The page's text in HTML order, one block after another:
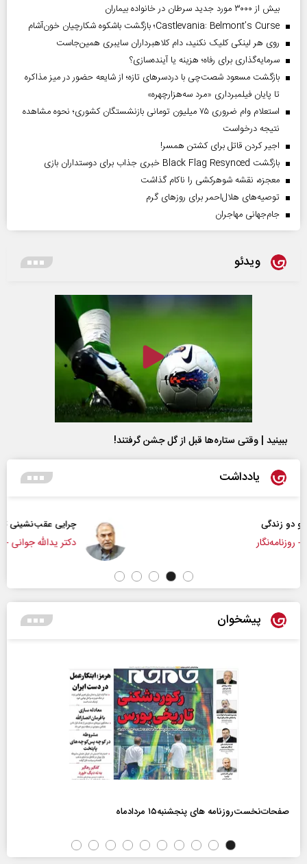
بیش از ۳۰۰۰ مورد جدید سرطان در خانواده بیماران
Castlevania: Belmont’s Curse؛ بازگشت باشکوه شکارچیان خون‌آشام
روی هر لینکی کلیک نکنید، دام کلاهبرداران سایبری همین‌جاست
سرمایه‌گذاری برای رفاه؛ هزینه یا آینده‌سازی؟
بازگشت مسعود شصت‌چی با دردسر‌های تازه؛ از شایعه حضور در میز مذاکره
تا پایان فیلمبرداری «مرد سه‌هزارچهره»
استعلام وام ضروری ۷۵ میلیون تومانی بازنشستگان کشوری؛ نحوه مشاهده
نتیجه درخواست
اجیر کردن قاتل برای کشتن همسر!
بازگشت Black Flag Resynced خبری جذاب برای دوستداران بازی
معجزه، نقشه شوهرکشی را ناکام گذاشت
توصیه‌های هلال‌احمر برای روز‌های گرم
جام‌جهانی مهاجران
ویدئو
ببینید | وقتی ستاره‌ها قبل از گل جشن گرفتند!
یادداشت
چرایی عقب‌نشینی ترامپ؟
دکتر یدالله جوانی - تحلیلگر مسائل سیاسی
پیشخوان
صفحات‌نخست‌روزنامه ها‌ی پنجشنبه‌۱۵ مردادماه